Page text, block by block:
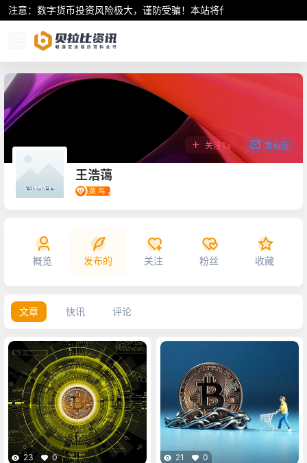
注意：数字货币投资风险极大，谨防受骗！本站将作为行业资讯共享
王浩蔼
关注Ta 发私信
概览 发布的 关注 粉丝 收藏
文章 快讯 评论
23 0 21 0